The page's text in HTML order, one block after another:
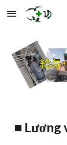
Skip to main
■ Lương